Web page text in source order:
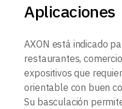
Aplicaciones
AXON está indicado
restaurantes,
expositivos que
orientable con buen
Su basculación